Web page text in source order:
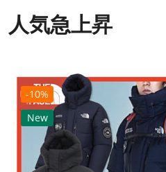
人気急上昇
-10%
New